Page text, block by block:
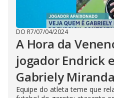
DO R7/07/04/2024
A Hora da
jogador Endrick
Gabriely
Equipe do atleta teme que